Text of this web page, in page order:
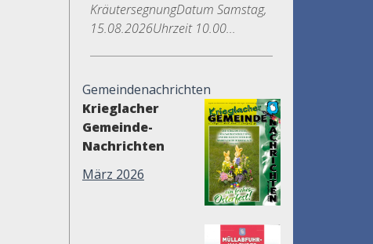
KräutersegnungDatum Samstag,
15.08.2026Uhrzeit 10.00...
Gemeindenachrichten
Krieglacher
Gemeinde-
Nachrichten
März 2026